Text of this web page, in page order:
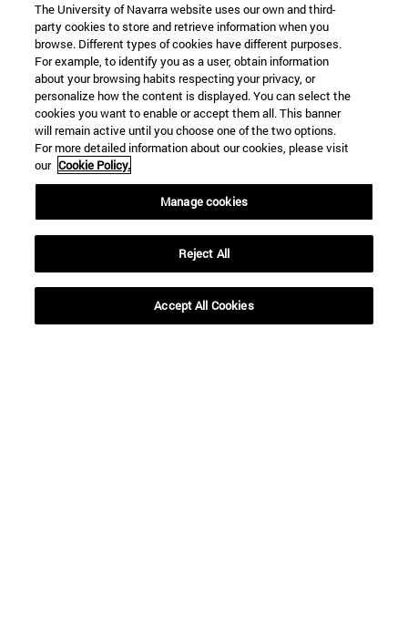
The University of Navarra website uses our own and third-
party cookies to store and retrieve information when you
browse. Different types of cookies have different purposes.
For example, to identify you as a user, obtain information
about your browsing habits respecting your privacy, or
personalize how the content is displayed. You can select the
cookies you want to enable or accept them all. This banner
will remain active until you choose one of the two options.
For more detailed information about our cookies, please visit
our Cookie Policy.
Manage cookies
Reject All
Accept All Cookies